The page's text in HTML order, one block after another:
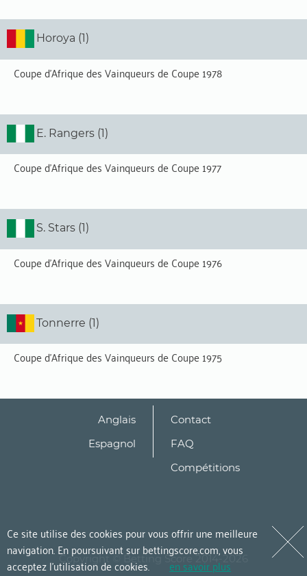
Horoya (1)
Coupe d'Afrique des Vainqueurs de Coupe 1978
E. Rangers (1)
Coupe d'Afrique des Vainqueurs de Coupe 1977
S. Stars (1)
Coupe d'Afrique des Vainqueurs de Coupe 1976
Tonnerre (1)
Coupe d'Afrique des Vainqueurs de Coupe 1975
Anglais
Espagnol
Contact
FAQ
Compétitions
Copyright © Betting Score 2014-2026
Ce site utilise des cookies pour vous offrir une meilleure
navigation. En poursuivant sur bettingscore.com, vous
acceptez l’utilisation de cookies.
en savoir plus